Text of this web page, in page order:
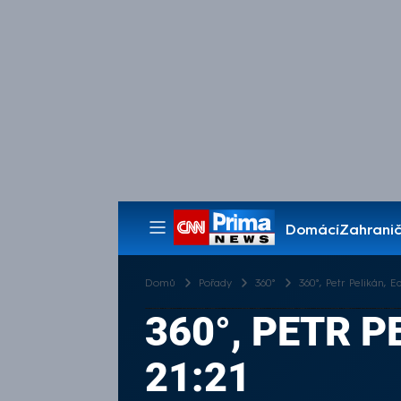
Domácí
Pořady
Domů Pořady 360° 360°, Petr Pelikán,
360°, PETR
21:21